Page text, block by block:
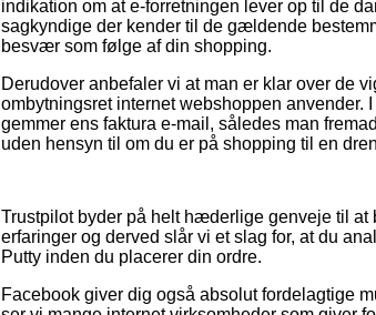
indikation om at e-forretningen lever op til de
sagkyndige der kender til de gældende
besvær som følge af din shopping.
Derudover anbefaler vi at man er klar over de
ombytningsret internet webshoppen
gemmer ens faktura e-mail, således man
uden hensyn til om du er på shopping til en
Trustpilot byder på helt hæderlige genveje til
erfaringer og derved slår vi et slag for, at du
Putty inden du placerer din ordre.
Facebook giver dig også absolut fordelagtige